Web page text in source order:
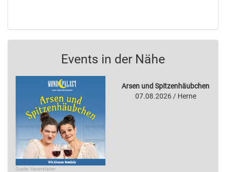
Events in der Nähe
Quelle: Veranstalter
Arsen und Spitzenhäubchen
07.08.2026 / Herne